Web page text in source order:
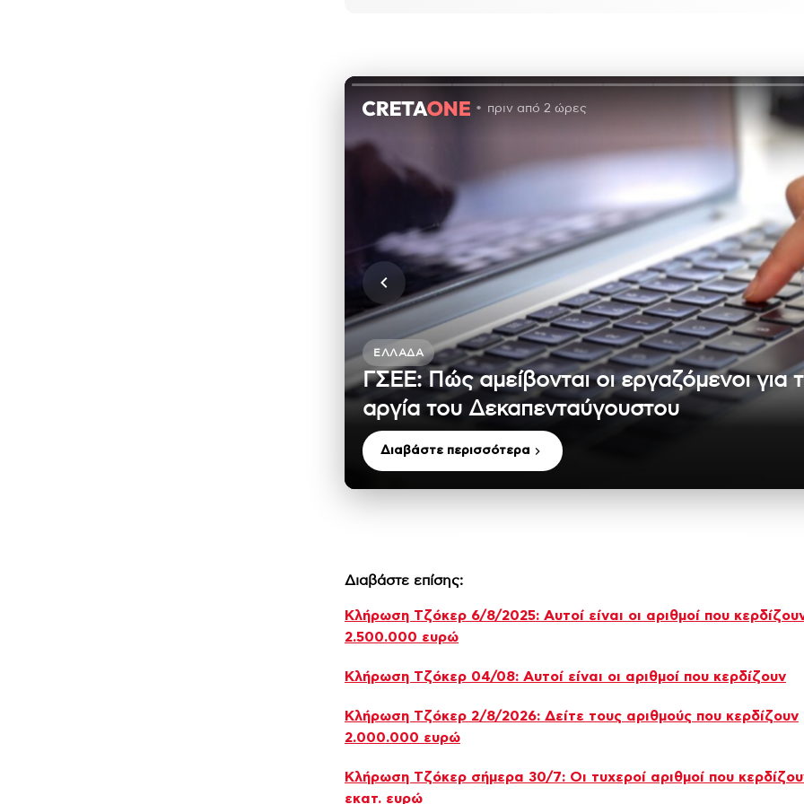
πριν από 2 ώρες
ΕΛΛΆΔΑ
ΓΣΕΕ: Πώς αμείβονται οι εργαζόμενοι για
αργία του Δεκαπενταύγουστου
Διαβάστε περισσότερα
Διαβάστε επίσης:
Κλήρωση Τζόκερ 6/8/2025: Αυτοί είναι οι αριθμοί που
2.500.000 ευρώ
Κλήρωση Τζόκερ 04/08: Αυτοί είναι οι αριθμοί που κερδίζουν
Κλήρωση Τζόκερ 2/8/2026: Δείτε τους αριθμούς που κερδίζουν
2.000.000 ευρώ
Κλήρωση Τζόκερ σήμερα 30/7: Οι τυχεροί αριθμοί που
εκατ. ευρώ